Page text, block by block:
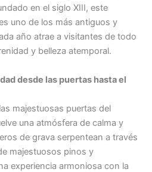
en el siglo XIII, este
uno de los más antiguos y
año atrae a visitantes de todo
y belleza atemporal.
desde las puertas hasta el
majestuosas puertas del
una atmósfera de calma y
de grava serpentean a través
majestuosos pinos y
experiencia armoniosa con la